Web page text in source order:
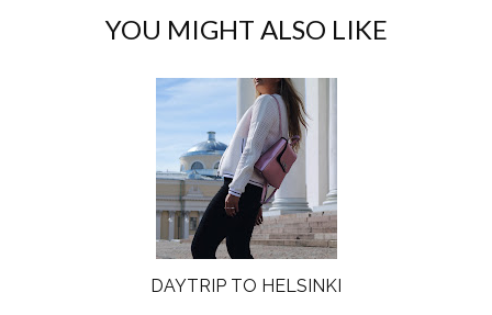
YOU MIGHT ALSO LIKE
DAYTRIP TO HELSINKI